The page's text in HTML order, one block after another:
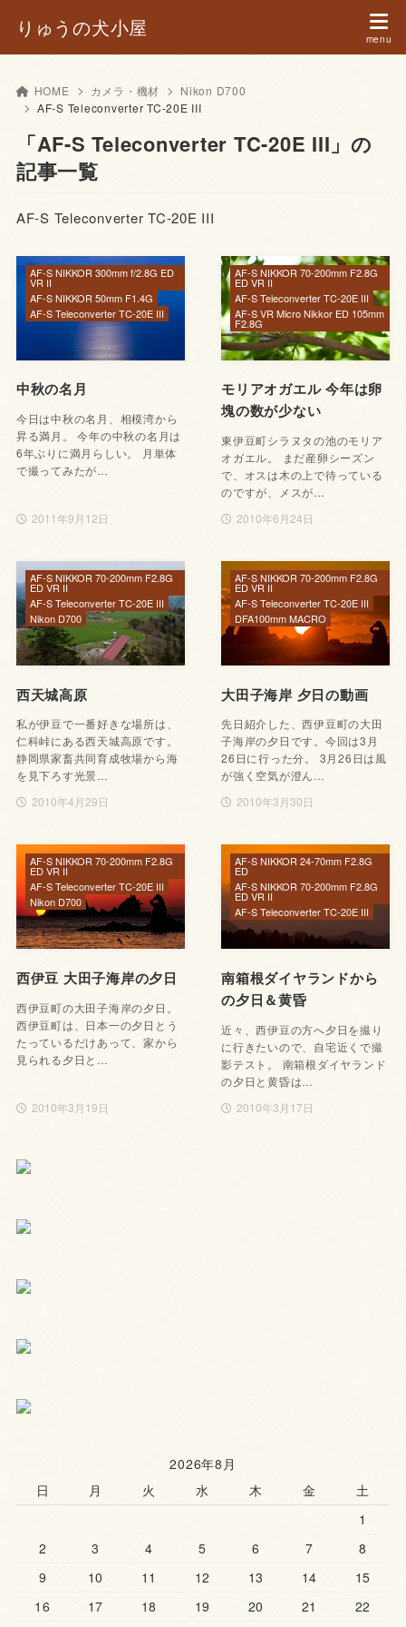
りゅうの犬小屋
HOME カメラ・機材
Nikon D700
AF-S Teleconverter TC-20E III
「AF-S Teleconverter TC-20E III」の
記事一覧
AF-S Teleconverter TC-20E III
中秋の名月
今日は中秋の名月、相模湾から
昇る満月。 今年の中秋の名月は
6年ぶりに満月らしい。 月単体
で撮ってみたが…
2011年9月12日
AF-S NIKKOR 300mm f/2.8G ED
VR II
AF-S NIKKOR 50mm F1.4G
AF-S Teleconverter TC-20E III
モリアオガエル 今年は卵
塊の数が少ない
東伊豆町シラヌタの池のモリア
オガエル。 まだ産卵シーズン
で、オスは木の上で待っている
のですが、メスが…
2010年6月24日
AF-S NIKKOR 70-200mm F2.8G
ED VR II
AF-S Teleconverter TC-20E III
AF-S VR Micro Nikkor ED 105mm
F2.8G
西天城高原
私が伊豆で一番好きな場所は、
仁科峠にある西天城高原です。
静岡県家畜共同育成牧場から海
を見下ろす光景…
2010年4月29日
AF-S NIKKOR 70-200mm F2.8G
ED VR II
AF-S Teleconverter TC-20E III
Nikon D700
大田子海岸 夕日の動画
先日紹介した、西伊豆町の大田
子海岸の夕日です。今回は3月
26日に行った分。 3月26日は風
が強く空気が澄ん…
2010年3月30日
AF-S NIKKOR 70-200mm F2.8G
ED VR II
AF-S Teleconverter TC-20E III
DFA100mm MACRO
西伊豆 大田子海岸の夕日
西伊豆町の大田子海岸の夕日。
西伊豆町は、日本一の夕日とう
たっているだけあって、家から
見られる夕日と…
2010年3月19日
AF-S NIKKOR 70-200mm F2.8G
ED VR II
AF-S Teleconverter TC-20E III
Nikon D700
南箱根ダイヤランドから
の夕日＆黄昏
近々、西伊豆の方へ夕日を撮り
に行きたいので、自宅近くで撮
影テスト。 南箱根ダイヤランド
の夕日と黄昏は…
2010年3月17日
AF-S NIKKOR 24-70mm F2.8G
ED
AF-S NIKKOR 70-200mm F2.8G
ED VR II
AF-S Teleconverter TC-20E III
2026年8月
日
月 火 水 木 金
土
1
2
3 4 5 6 7
8
9
10 11 12 13 14
15
16
17 18 19 20 21
22